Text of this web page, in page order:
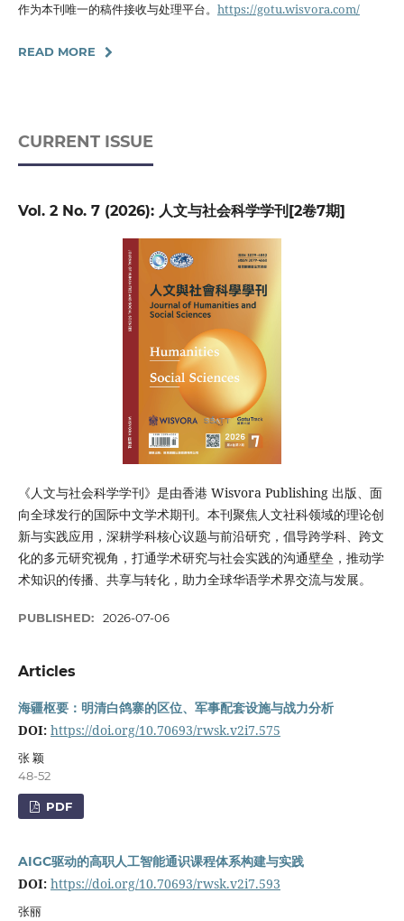
作为本刊唯一的稿件接收与处理平台。 https://gotu.wisvora.com/
READ MORE
CURRENT ISSUE
Vol. 2 No. 7 (2026): 人文与社会科学学刊[2卷7期]
《人文与社会科学学刊》是由香港 Wisvora Publishing 出版、面
向全球发行的国际中文学术期刊。本刊聚焦人文社科领域的理论创
新与实践应用，深耕学科核心议题与前沿研究，倡导跨学科、跨文
化的多元研究视角，打通学术研究与社会实践的沟通壁垒，推动学
术知识的传播、共享与转化，助力全球华语学术界交流与发展。
PUBLISHED: 2026-07-06
Articles
海疆枢要：明清白鸽寨的区位、军事配套设施与战力分析
DOI: https://doi.org/10.70693/rwsk.v2i7.575
张 颖
48-52
PDF
AIGC驱动的高职人工智能通识课程体系构建与实践
DOI: https://doi.org/10.70693/rwsk.v2i7.593
张丽